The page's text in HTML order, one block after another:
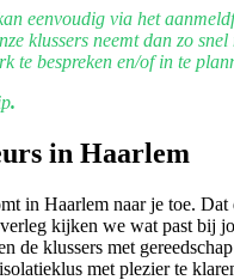
eenvoudig via het
klussers neemt dan zo
te bespreken en/of in te
.
in Haarlem
in Haarlem naar je toe. Dat
kijken we wat past bij
de klussers met
met plezier te